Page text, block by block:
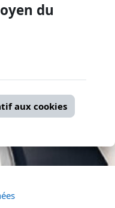
du
aux cookies